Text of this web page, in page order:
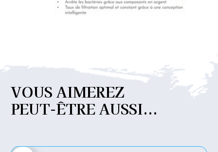
VOUSAIMEREZ
PEUT-ÊTREAUSSI...